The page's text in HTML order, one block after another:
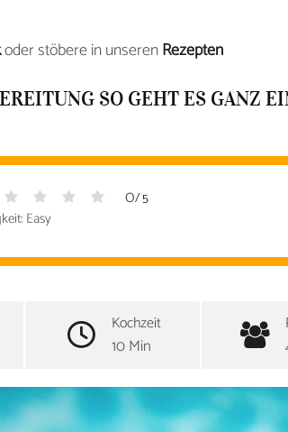
oder stöbere in unserenRezepten
SO GEHT ES GANZ
0/ 5
Easy
Kochzeit
10 Min